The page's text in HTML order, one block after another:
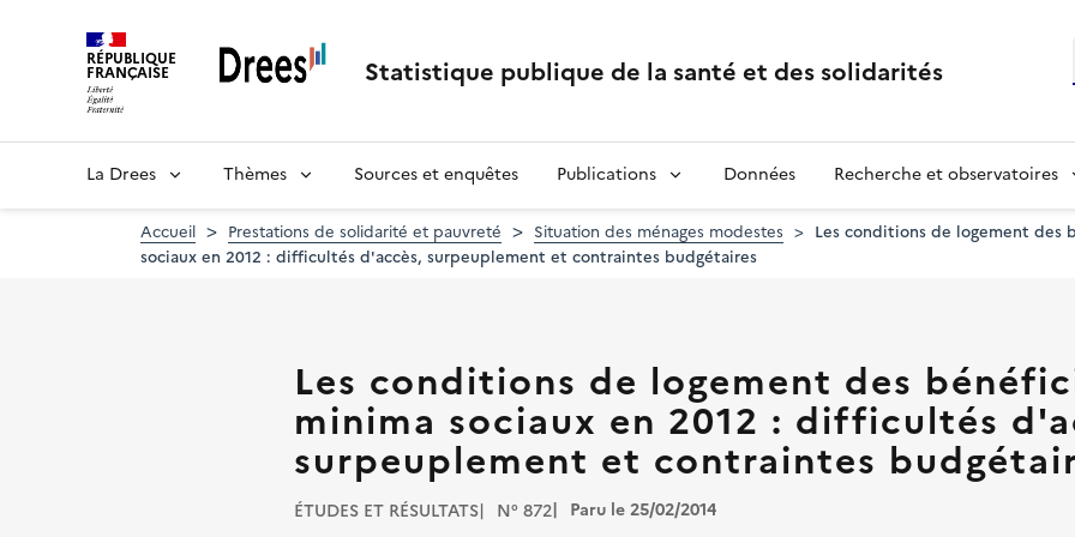
RÉPUBLIQUE
FRANÇAISE Statistique publique de la santé et des solidarités
La Drees Thèmes Sources et enquêtes Publications Données Recherche et observatoires
Accueil Prestations de solidarité et pauvreté Situation des ménages modestes
Les conditions de logement des
sociaux en 2012 : difficultés d'accès, surpeuplement et contraintes budgétaires
Les conditions de logement des
minima sociaux en 2012 : difficultés
surpeuplement et contraintes
ÉTUDES ET RÉSULTATS N° 872 Paru le 25/02/2014